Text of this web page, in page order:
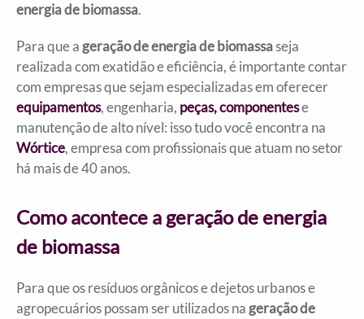
energia de biomassa.
Para que a geração de energia de biomassaseja
realizada com exatidão e eficiência, é importante contar
com empresas que sejam especializadas em oferecer
equipamentos, engenharia, peças, componentese
manutenção de alto nível: isso tudo você encontra na
Wórtice, empresa com profissionais que atuam no setor
há mais de 40 anos.
Como acontece a geração de energia
de biomassa
Para que os resíduos orgânicos e dejetos urbanos e
agropecuários possam ser utilizados na geração de